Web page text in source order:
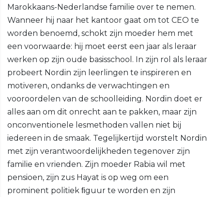
Marokkaans-Nederlandse familie over te nemen.
Wanneer hij naar het kantoor gaat om tot CEO te
worden benoemd, schokt zijn moeder hem met
een voorwaarde: hij moet eerst een jaar als leraar
werken op zijn oude basisschool. In zijn rol als leraar
probeert Nordin zijn leerlingen te inspireren en
motiveren, ondanks de verwachtingen en
vooroordelen van de schoolleiding. Nordin doet er
alles aan om dit onrecht aan te pakken, maar zijn
onconventionele lesmethoden vallen niet bij
iedereen in de smaak. Tegelijkertijd worstelt Nordin
met zijn verantwoordelijkheden tegenover zijn
familie en vrienden. Zijn moeder Rabia wil met
pensioen, zijn zus Hayat is op weg om een
prominent politiek ﬁguur te worden en zijn